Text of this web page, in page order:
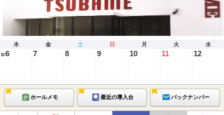
木 金 土 日 月 火 水
8/6 7 8 9 10 11 12
ホールメモ 最近の導入台 バックナンバー